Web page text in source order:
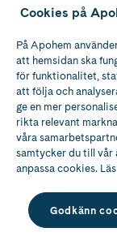
Apotek med
av
Cookies på
På Apohem
att hemsidan ska
för funktionalitet,
att följa och
ge en mer
rikta relevant
våra
samtycker du till vår
anpassa cookies.
Godkänn